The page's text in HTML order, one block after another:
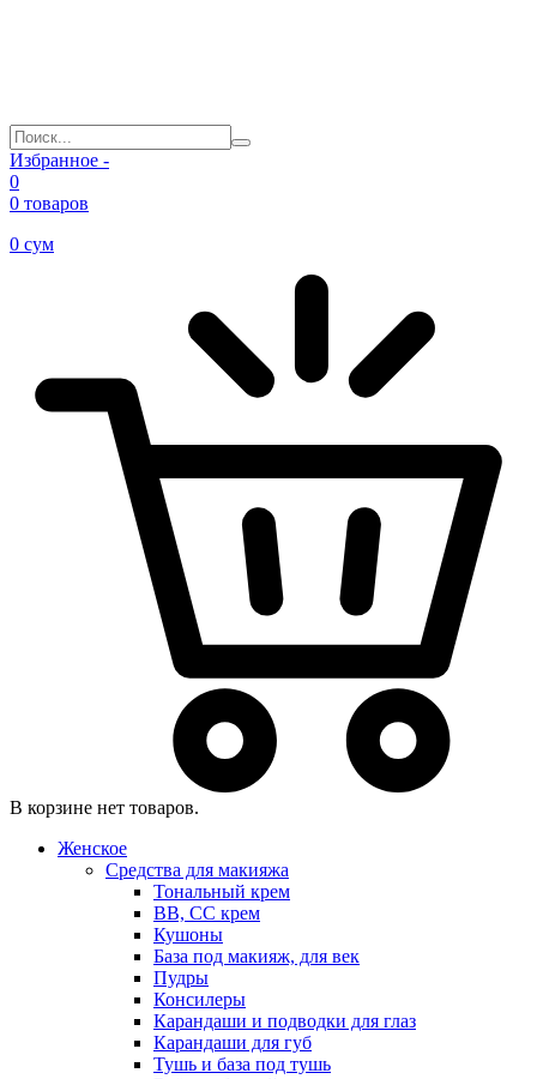
Избранное -
0
0 товаров
0 сум
В корзине нет товаров.
Женское
Средства для макияжа
Тональный крем
BB, CC крем
Кушоны
База под макияж, для век
Пудры
Консилеры
Карандаши и подводки для глаз
Карандаши для губ
Тушь и база под тушь